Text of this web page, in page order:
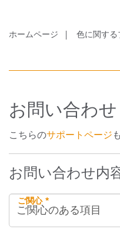
ホームページ 色に関する
お問い合わせ
こちらのサポートページ
お問い合わせ内
ご関心 *